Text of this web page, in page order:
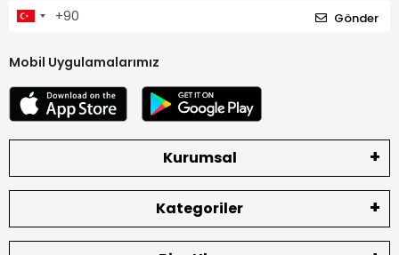
Gönder
Mobil Uygulamalarımız
Kurumsal
Kategoriler